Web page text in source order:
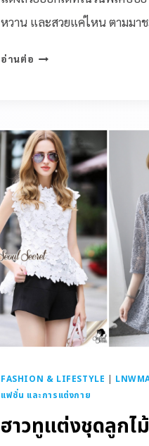
หวาน และสวยแค่ไหน ตามมา
อ่านต่อ
FASHION & LIFESTYLE |
แฟชั่น และการแต่งกาย
ฮาวทูแต่งชุดลูกไ